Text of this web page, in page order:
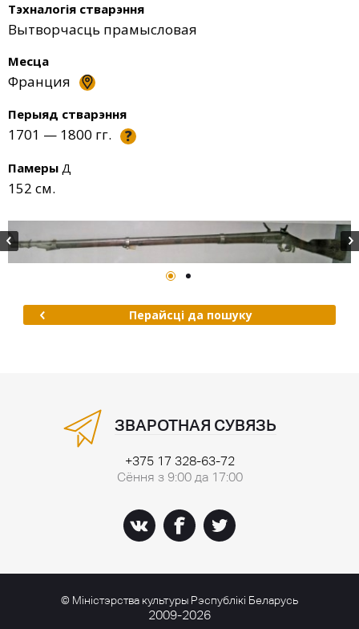
Тэхналогія стварэння
Вытворчасць прамысловая
Месца
Франция
Перыяд стварэння
1701 — 1800 гг. ?
Памеры Д
152 см.
Перайсці да пошуку
ЗВАРОТНАЯ СУВЯЗЬ
+375 17 328-63-72
Сёння з 9:00 да 17:00
© Міністэрства культуры Рэспублікі Беларусь
2009-2026